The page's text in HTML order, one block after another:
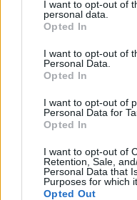
not limited to your visit
grant or deny consent to
use your data for below
consent section.
I want to opt-out of
personal data.
Opted In
I want to opt-out of
Personal Data.
Opted In
I want to opt-out of
Personal Data for
Opted In
I want to opt-out of
Retention, Sale,
Personal Data that
Purposes for which
Opted Out
10.08.2026